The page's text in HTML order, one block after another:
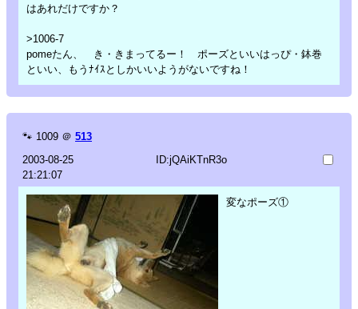
はあれだけですか？
>1006-7
pomeたん、 き・きまってるー！ ポーズといいはっぴ・鉢巻
といい、もうﾅｲｽとしかいいようがないですね！
🐾 1009 ＠ 513
2003-08-25
21:21:07
ID:jQAiKTnR3o
変なポーズ①